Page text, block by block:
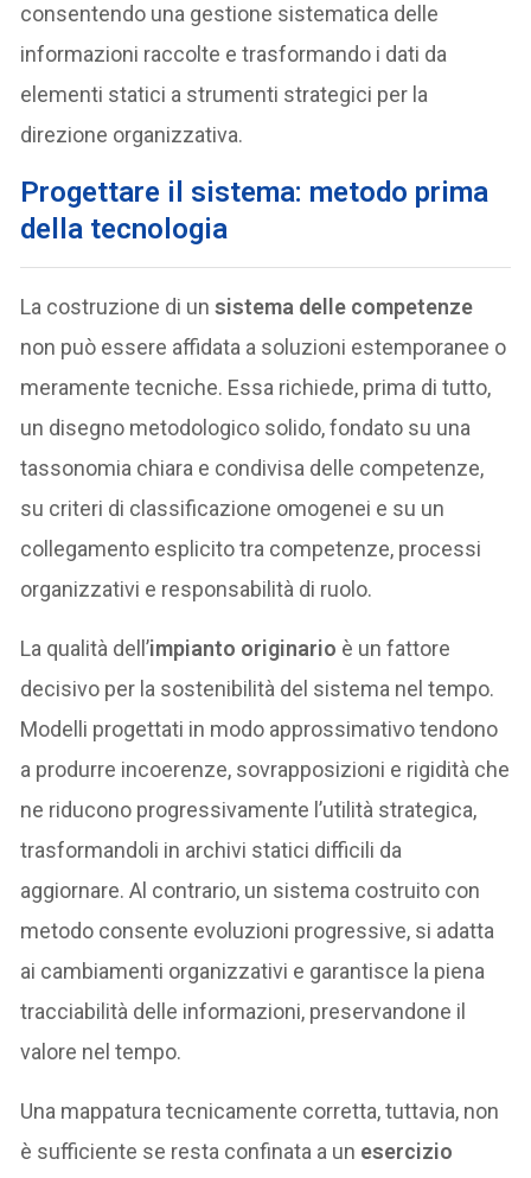
consentendo una gestione sistematica delle
informazioni raccolte e trasformando i dati da
elementi statici a strumenti strategici per la
direzione organizzativa.
Progettare il sistema: metodo prima
della tecnologia
La costruzione di unsistema delle competenze
non può essere affidata a soluzioni estemporanee o
meramente tecniche. Essa richiede, prima di tutto,
un disegno metodologico solido, fondato su una
tassonomia chiara e condivisa delle competenze,
su criteri di classificazione omogenei e su un
collegamento esplicito tra competenze, processi
organizzativi e responsabilità di ruolo.
La qualità dell’impianto originario è un fattore
decisivo per la sostenibilità del sistema nel tempo.
Modelli progettati in modo approssimativo tendono
a produrre incoerenze, sovrapposizioni e rigidità che
ne riducono progressivamente l’utilità strategica,
trasformandoli in archivi statici difficili da
aggiornare. Al contrario, un sistema costruito con
metodo consente evoluzioni progressive, si adatta
ai cambiamenti organizzativi e garantisce la piena
tracciabilità delle informazioni, preservandone il
valore nel tempo.
Una mappatura tecnicamente corretta, tuttavia, non
è sufficiente se resta confinata a un esercizio